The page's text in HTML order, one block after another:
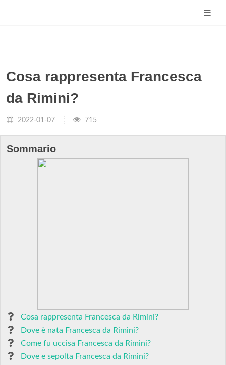
Cosa rappresenta Francesca
da Rimini?
2022-01-07 715
Sommario
Cosa rappresenta Francesca da Rimini?
Dove è nata Francesca da Rimini?
Come fu uccisa Francesca da Rimini?
Dove e sepolta Francesca da Rimini?